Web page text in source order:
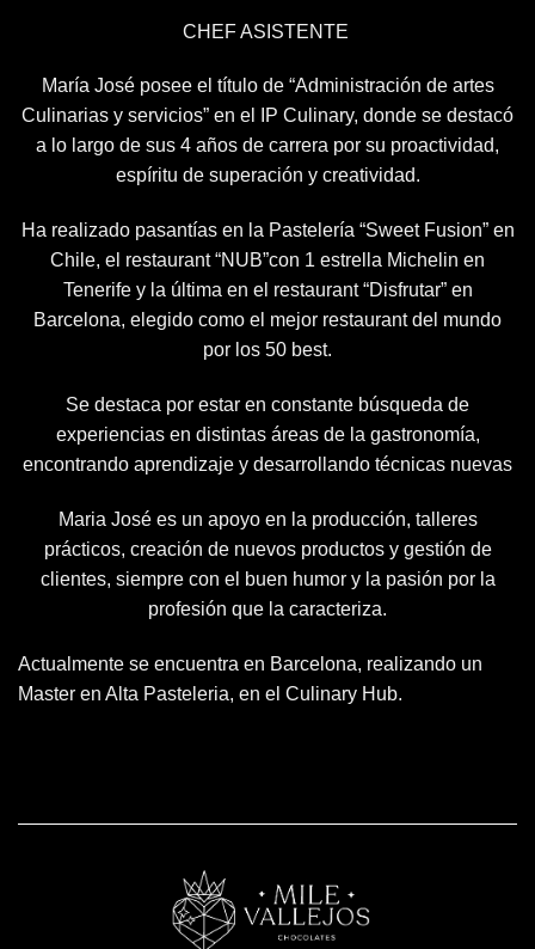
CHEF ASISTENTE
María José posee el título de “Administración de artes
Culinarias y servicios” en el IP Culinary, donde se destacó
a lo largo de sus 4 años de carrera por su proactividad,
espíritu de superación y creatividad.
Ha realizado pasantías en la Pastelería “Sweet Fusion” en
Chile, el restaurant “NUB”con 1 estrella Michelin en
Tenerife y la última en el restaurant “Disfrutar” en
Barcelona, elegido como el mejor restaurant del mundo
por los 50 best.
Se destaca por estar en constante búsqueda de
experiencias en distintas áreas de la gastronomía,
encontrando aprendizaje y desarrollando técnicas nuevas
Maria José es un apoyo en la producción, talleres
prácticos, creación de nuevos productos y gestión de
clientes, siempre con el buen humor y la pasión por la
profesión que la caracteriza.
Actualmente se encuentra en Barcelona, realizando un
Master en Alta Pasteleria, en el Culinary Hub.